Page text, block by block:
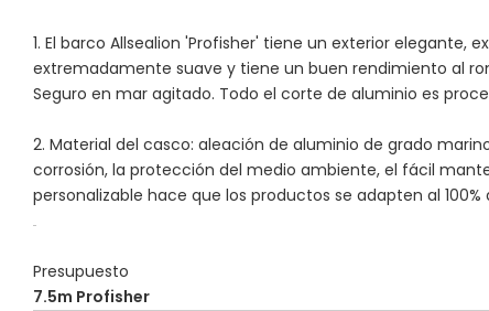
1. El barco Allsealion 'Profisher' tiene un exterior
extremadamente suave y tiene un buen rendimiento al
Seguro en mar agitado. Todo el corte de aluminio es
2. Material del casco: aleación de aluminio de grado
corrosión, la protección del medio ambiente, el fácil
personalizable hace que los productos se adapten al
Presupuesto
7.5m Profisher